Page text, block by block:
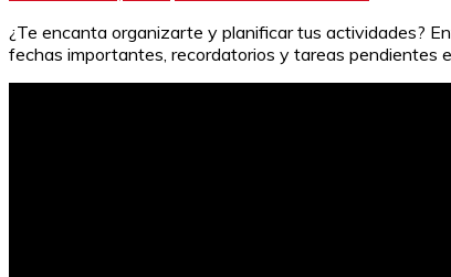
¿Te encanta organizarte y planificar tus actividades?
fechas importantes, recordatorios y tareas pendientes